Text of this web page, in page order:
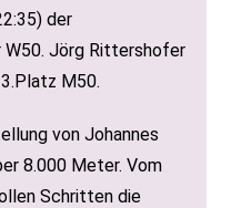
der
Jörg Rittershofer
M50.
von Johannes
8.000 Meter. Vom
Schritten die